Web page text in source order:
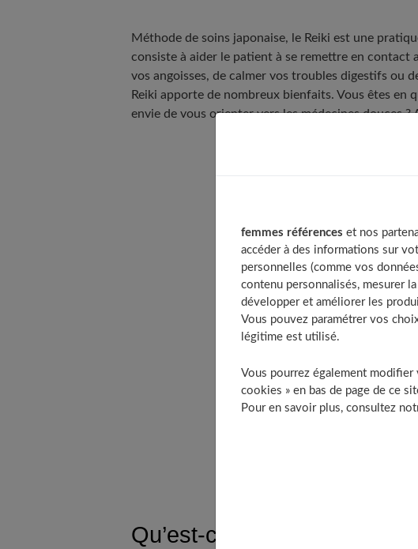
Méthode de soins japonaise, le Reiki est une
consiste à aider le patient à se remettre en contact
vos angoisses, de calmer vos troubles digestifs ou
Reiki apporte de nombreux bienfaits. Vous êtes en
envie de vous orienter vers les médecines douces
Définition et
Les principes
Quels sont les
À quel moment
Comment se
Existe-t-il des
Le reiki, combien ça
Qu’est-ce que le Reiki ?
femmes références et nos
accéder à des informations sur
personnelles (comme vos
contenu personnalisés, mesurer
développer et améliorer les
Vous pouvez paramétrer vos
légitime est utilisé.
Vous pourrez également modifier
cookies » en bas de page de ce
Pour en savoir plus, consultez